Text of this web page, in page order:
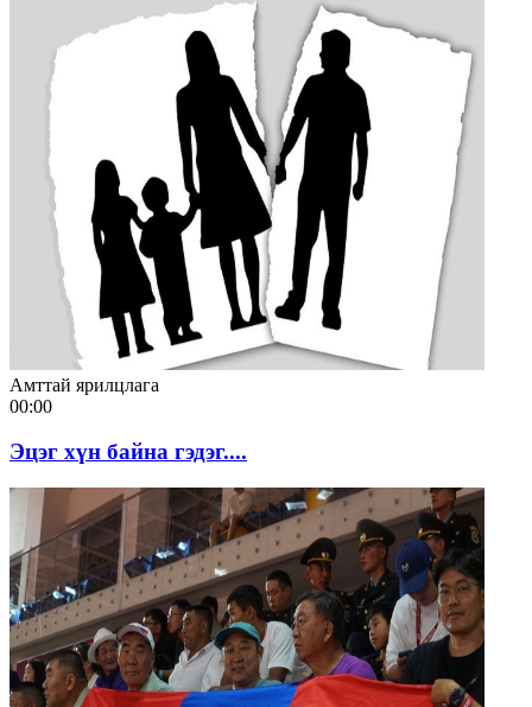
Амттай ярилцлага
00:00
Эцэг хүн байна гэдэг....